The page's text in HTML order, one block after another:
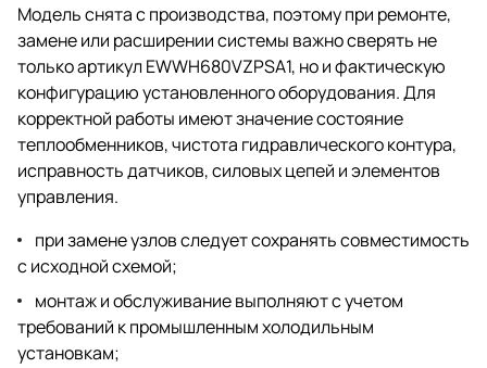
Модель снята с производства, поэтому при ремонте,
замене или расширении системы важно сверять не
только артикул EWWH680VZPSA1, но и фактическую
конфигурацию установленного оборудования. Для
корректной работы имеют значение состояние
теплообменников, чистота гидравлического контура,
исправность датчиков, силовых цепей и элементов
управления.
при замене узлов следует сохранять совместимость
с исходной схемой;
монтаж и обслуживание выполняют с учетом
требований к промышленным холодильным
установкам;